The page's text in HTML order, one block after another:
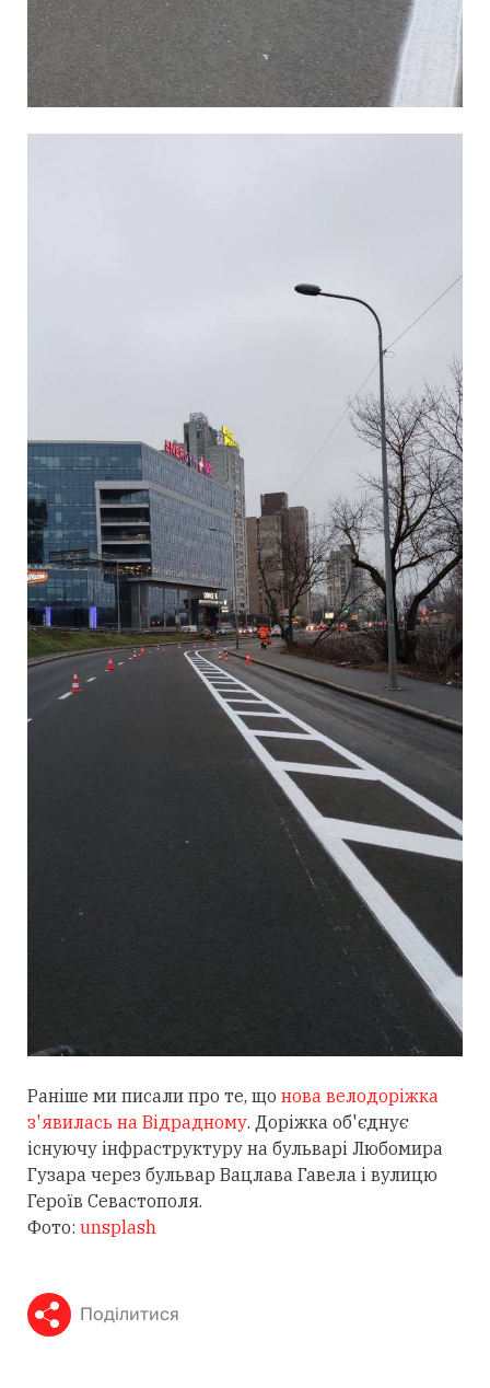
Раніше ми писали про те, що нова велодоріжка
з'явилась на Відрадному. Доріжка об'єднує
існуючу інфраструктуру на бульварі Любомира
Гузара через бульвар Вацлава Гавела і вулицю
Героїв Севастополя.
Фото: unsplash
Поділитися